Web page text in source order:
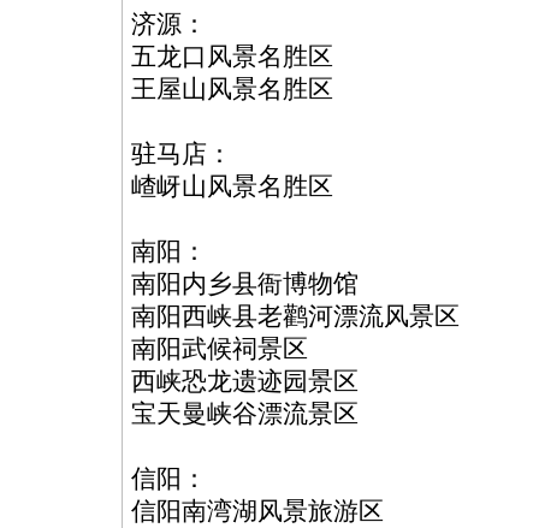
济源：
五龙口风景名胜区
王屋山风景名胜区
驻马店：
嵖岈山风景名胜区
南阳：
南阳内乡县衙博物馆
南阳西峡县老鹳河漂流风景区
南阳武候祠景区
西峡恐龙遗迹园景区
宝天曼峡谷漂流景区
信阳：
信阳南湾湖风景旅游区